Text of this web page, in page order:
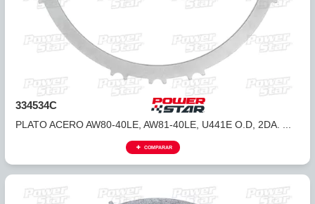
PLATO ACERO AW80-40LE, AW81-40LE, U441E AVANCE
COMPARAR